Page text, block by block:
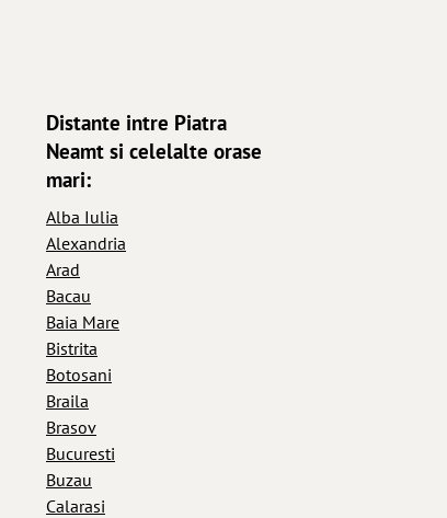
Distante intre Piatra
Neamt si celelalte orase
mari:
Alba Iulia
Alexandria
Arad
Bacau
Baia Mare
Bistrita
Botosani
Braila
Brasov
Bucuresti
Buzau
Calarasi